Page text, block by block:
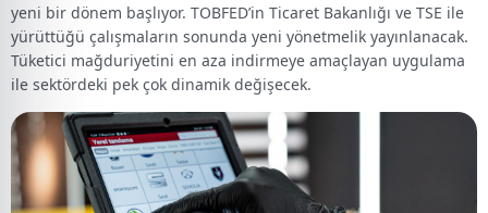
yeni bir dönem başlıyor. TOBFED’in Ticaret Bakanlığı ve TSE ile
yürüttüğü çalışmaların sonunda yeni yönetmelik yayınlanacak.
Tüketici mağduriyetini en aza indirmeye amaçlayan uygulama
ile sektördeki pek çok dinamik değişecek.